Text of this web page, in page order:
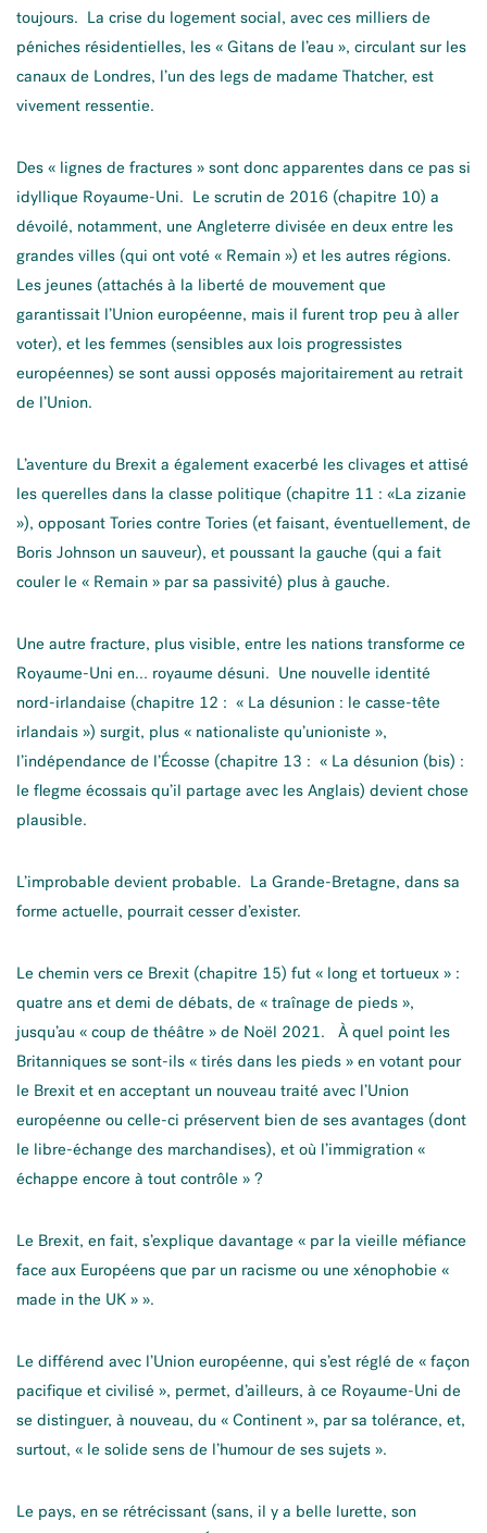
toujours. La crise du logement social, avec ces milliers de
péniches résidentielles, les « Gitans de l’eau », circulant sur les
canaux de Londres, l’un des legs de madame Thatcher, est
vivement ressentie.
Des « lignes de fractures » sont donc apparentes dans ce pas si
idyllique Royaume-Uni. Le scrutin de 2016 (chapitre 10) a
dévoilé, notamment, une Angleterre divisée en deux entre les
grandes villes (qui ont voté « Remain ») et les autres régions.
Les jeunes (attachés à la liberté de mouvement que
garantissait l’Union européenne, mais il furent trop peu à aller
voter), et les femmes (sensibles aux lois progressistes
européennes) se sont aussi opposés majoritairement au retrait
de l’Union.
L’aventure du Brexit a également exacerbé les clivages et attisé
les querelles dans la classe politique (chapitre 11 : «La zizanie
»), opposant Tories contre Tories (et faisant, éventuellement, de
Boris Johnson un sauveur), et poussant la gauche (qui a fait
couler le « Remain » par sa passivité) plus à gauche.
Une autre fracture, plus visible, entre les nations transforme ce
Royaume-Uni en… royaume désuni. Une nouvelle identité
nord-irlandaise (chapitre 12 : « La désunion : le casse-tête
irlandais ») surgit, plus « nationaliste qu’unioniste »,
l’indépendance de l’Écosse (chapitre 13 : « La désunion (bis) :
le flegme écossais qu’il partage avec les Anglais) devient chose
plausible.
L’improbable devient probable. La Grande-Bretagne, dans sa
forme actuelle, pourrait cesser d’exister.
Le chemin vers ce Brexit (chapitre 15) fut « long et tortueux » :
quatre ans et demi de débats, de « traînage de pieds »,
jusqu’au « coup de théâtre » de Noël 2021. À quel point les
Britanniques se sont-ils « tirés dans les pieds » en votant pour
le Brexit et en acceptant un nouveau traité avec l’Union
européenne ou celle-ci préservent bien de ses avantages (dont
le libre-échange des marchandises), et où l’immigration «
échappe encore à tout contrôle » ?
Le Brexit, en fait, s’explique davantage « par la vieille méfiance
face aux Européens que par un racisme ou une xénophobie «
made in the UK » ».
Le différend avec l’Union européenne, qui s’est réglé de « façon
pacifique et civilisé », permet, d’ailleurs, à ce Royaume-Uni de
se distinguer, à nouveau, du « Continent », par sa tolérance, et,
surtout, « le solide sens de l’humour de ses sujets ».
Le pays, en se rétrécissant (sans, il y a belle lurette, son